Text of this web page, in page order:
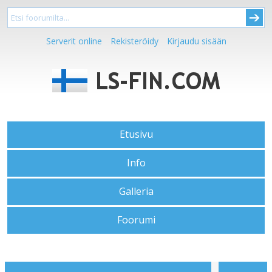
Serverit online Rekisteröidy Kirjaudu sisään
Etusivu
Info
Galleria
Foorumi